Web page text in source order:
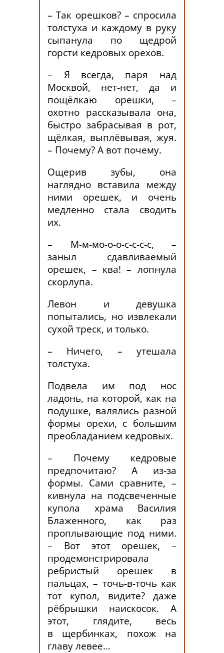
– Так орешков? – спросила
толстуха и каждому в руку
сыпанула по щедрой
горсти кедровых орехов.
– Я всегда, паря над
Москвой, нет-нет, да и
пощёлкаю орешки, –
охотно рассказывала она,
быстро забрасывая в рот,
щёлкая, выплёвывая, жуя.
– Почему? А вот почему.
Ощерив зубы, она
наглядно вставила между
ними орешек, и очень
медленно стала сводить
их.
– М-м-мо-о-о-с-с-с-с, –
заныл сдавливаемый
орешек, – ква! – лопнула
скорлупа.
Левон и девушка
попытались, но извлекали
сухой треск, и только.
– Ничего, – утешала
толстуха.
Подвела им под нос
ладонь, на которой, как на
подушке, валялись разной
формы орехи, с большим
преобладанием кедровых.
– Почему кедровые
предпочитаю? А из-за
формы. Сами сравните, –
кивнула на подсвеченные
купола храма Василия
Блаженного, как раз
проплывающие под ними.
– Вот этот орешек, –
продемонстрировала
ребристый орешек в
пальцах, – точь-в-точь как
тот купол, видите? даже
рёбрышки наискосок. А
этот, глядите, весь
в щербинках, похож на
главу левее…